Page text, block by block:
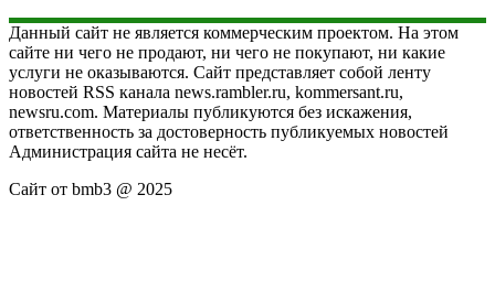
Данный сайт не является коммерческим проектом. На этом
сайте ни чего не продают, ни чего не покупают, ни какие
услуги не оказываются. Сайт представляет собой ленту
новостей RSS канала news.rambler.ru, kommersant.ru,
newsru.com. Материалы публикуются без искажения,
ответственность за достоверность публикуемых новостей
Администрация сайта не несёт.
Сайт от bmb3 @ 2025